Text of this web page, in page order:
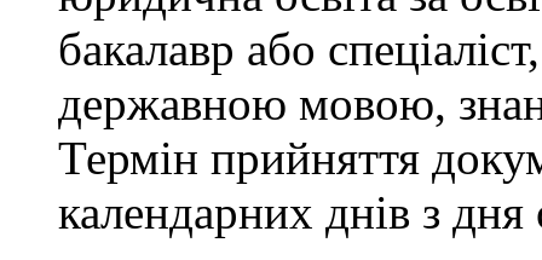
бакалавр або
державною мовою,
Термін прийняття
календарних днів з